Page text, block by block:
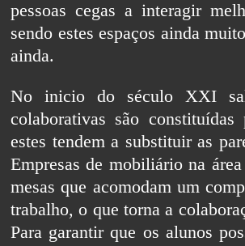
pessoas cegas a interagir
sendo estes espaços ainda
ainda.
No inicio do século XXI
colaborativas são
estes tendem a substituir as
Empresas de mobiliário na
mesas que acomodam um
trabalho, o que torna a
Para garantir que os alunos